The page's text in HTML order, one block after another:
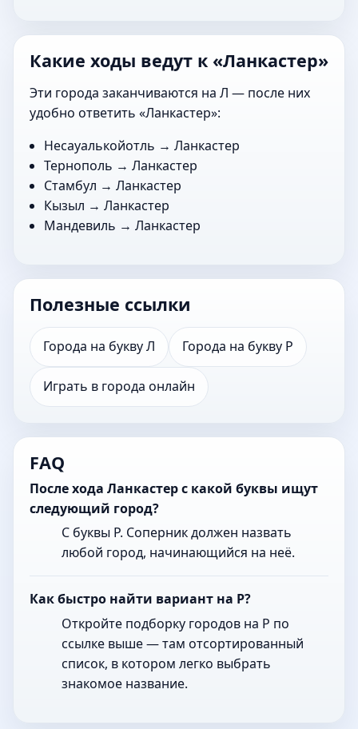
Какие ходы ведут к «Ланкастер»
Эти города заканчиваются на Л — после них
удобно ответить «Ланкастер»:
Несауалькойотль → Ланкастер
Тернополь → Ланкастер
Стамбул → Ланкастер
Кызыл → Ланкастер
Мандевиль → Ланкастер
Полезные ссылки
Города на букву Л Города на букву Р
Играть в города онлайн
FAQ
После хода Ланкастер с какой буквы ищут
следующий город?
С буквы Р. Соперник должен назвать
любой город, начинающийся на неё.
Как быстро найти вариант на Р?
Откройте подборку городов на Р по
ссылке выше — там отсортированный
список, в котором легко выбрать
знакомое название.